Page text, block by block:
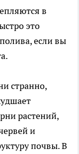
в
это
если вы
странно,
растений,
и
почвы. В